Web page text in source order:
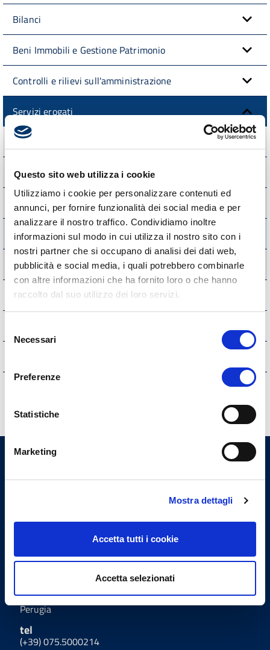
Questo sito web utilizza i cookie
Utilizziamo i cookie per personalizzare contenuti ed
annunci, per fornire funzionalità dei social media e per
analizzare il nostro traffico. Condividiamo inoltre
informazioni sul modo in cui utilizza il nostro sito con i
nostri partner che si occupano di analisi dei dati web,
pubblicità e social media, i quali potrebbero combinarle
con altre informazioni che ha fornito loro o che hanno
raccolto dal suo utilizzo dei loro servizi.
delNecessari
Preferenze
Statistiche
Marketing
Mostra dettagli
Accetta tutti i cookie
Accetta selezionati
Bilanci
Beni Immobili e Gestione Patrimonio
Controlli e rilievi sull'amministrazione
Servizi erogati
Carta dei servizi e standard di qualità
Costi contabilizzati dei servizi
Risultati indagini sui servizi in rete
Class action
Servizi pubblici locali
Pagamenti dell'Amministrazione
Chirurghi e degli Odontoiatri
Perugia
tel
(+39) 075.5000214